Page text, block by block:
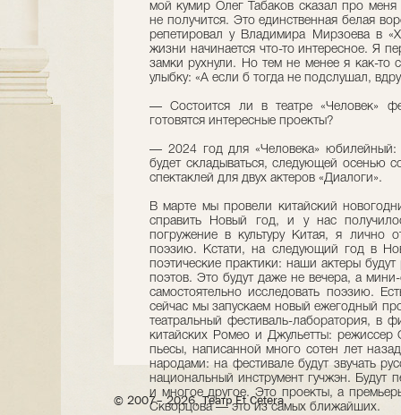
мой кумир Олег Табаков сказал про
не получится. Это единственная белая
репетировал у Владимира Мирзоева в
жизни начинается что-то интересное. Я
замки рухнули. Но тем не менее я как-то
улыбку: «А если б тогда не подслушал,
— Состоится ли в театре «Человек»
готовятся интересные проекты?
— 2024 год для «Человека» юбилейный:
будет складываться, следующей осенью
спектаклей для двух актеров «Диалоги».
В марте мы провели китайский
справить Новый год, и у нас
погружение в культуру Китая, я лично
поэзию. Кстати, на следующий год в
поэтические практики: наши актеры
поэтов. Это будут даже не вечера, а
самостоятельно исследовать поэзию.
сейчас мы запускаем новый ежегодный
театральный фестиваль-лаборатория, в
китайских Ромео и Джульетты: режиссер
пьесы, написанной много сотен лет
народами: на фестивале будут звучать
национальный инструмент гучжэн. Будут
и многое другое. Это проекты, а
Скворцова — это из самых ближайших.
© 2007– 2026, Театр Et Cetera